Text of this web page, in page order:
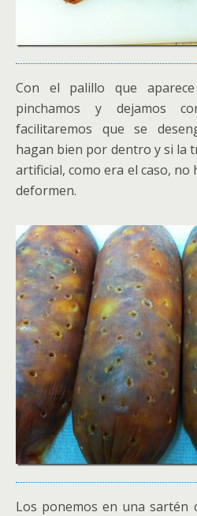
Con el palillo que
pinchamos y dejamos
facilitaremos que se
hagan bien por dentro y si la
artificial, como era el caso,
deformen.
Los ponemos en una sartén